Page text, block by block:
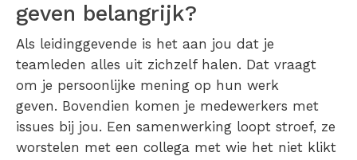
geven belangrijk?
Als leidinggevende is het aan jou dat je
teamleden alles uit zichzelf halen. Dat vraagt
om je persoonlijke mening op hun werk
geven. Bovendien komen je medewerkers met
issues bij jou. Een samenwerking loopt stroef, ze
worstelen met een collega met wie het niet klikt